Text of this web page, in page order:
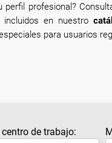
profesional?
incluidos en nuestro
para usuarios
de trabajo: